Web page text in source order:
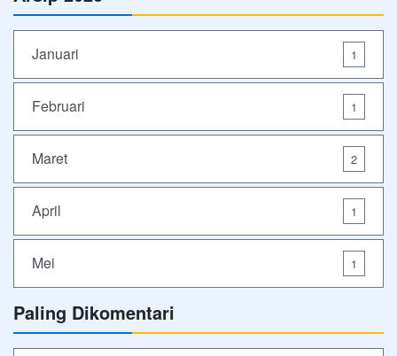
Januari 1
Februari 1
Maret 2
April 1
Mei 1
Paling Dikomentari